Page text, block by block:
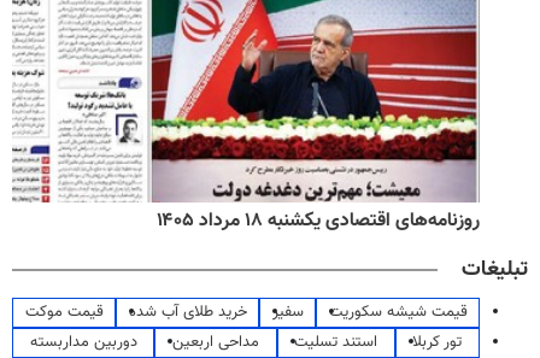
روزنامه‌های اقتصادی یکشنبه ۱۸ مرداد ۱۴۰۵
تبلیغات
قیمت شیشه سکوریت سفیر خرید طلای آب شده
قیمت موکت
تور کربلا
استند تسلیت مداحی اربعین
دوربین مداربسته